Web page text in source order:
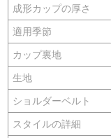
成形カップの厚さ
適用季節
カップ裏地
生地
ショルダーベルト
スタイルの詳細